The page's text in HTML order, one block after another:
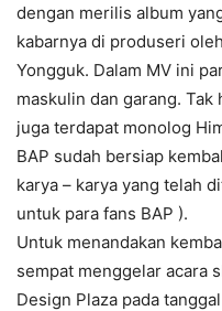
dengan merilis album
kabarnya di produseri
Yongguk. Dalam MV ini
maskulin dan garang. Tak
juga terdapat monolog
BAP sudah bersiap
karya – karya yang telah
untuk para fans BAP ).
Untuk menandakan
sempat menggelar acara
Design Plaza pada